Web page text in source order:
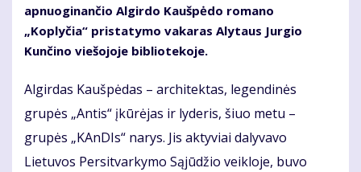
apnuoginančio Algirdo Kaušpėdo romano
„Koplyčia“ pristatymo vakaras Alytaus Jurgio
Kunčino viešojoje bibliotekoje.
Algirdas Kaušpėdas – architektas, legendinės
grupės „Antis“ įkūrėjas ir lyderis, šiuo metu –
grupės „KAnDIs“ narys. Jis aktyviai dalyvavo
Lietuvos Persitvarkymo Sąjūdžio veikloje, buvo